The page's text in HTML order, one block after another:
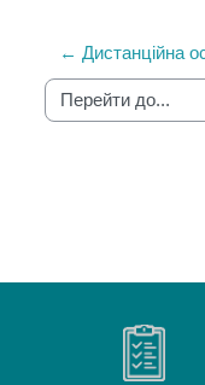
← Дистанційна
Перейти до...